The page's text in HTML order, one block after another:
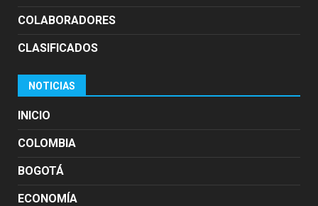
COLABORADORES
CLASIFICADOS
NOTICIAS
INICIO
COLOMBIA
BOGOTÁ
ECONOMÍA